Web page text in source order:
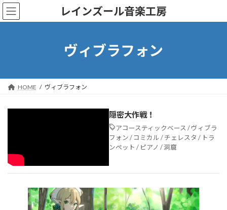
コ
ン
ナ
ビ
レインズール音楽工房
ヴィブラフォン
HOME ヴィブラフォン
隠密大作戦！
アコースティックベース / ヴィブラ
フォン / コミカル / チェレスタ / トラ
ンペット / ピアノ /洞窟